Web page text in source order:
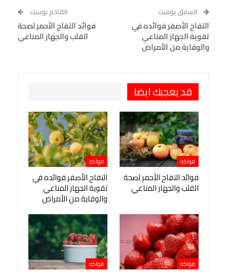
Tumblr
البريد الإلكتروني
StumbleUpon
VK
Digg
LINE
BlackBerry
Viber
السابق بوست
التفاح الأصفر فوائده في
تقوية الجهاز المناعي
والوقاية من الأمراض
القادم بوست
فوائد التفاح الأحمر لصحة
القلب والجهاز المناعي
قد يعجبك ايضا
فواكه
فوائد التفاح الأحمر لصحة
القلب والجهاز المناعي
فواكه
التفاح الأصفر فوائده في
تقوية الجهاز المناعي
والوقاية من الأمراض
فواكه فواكه